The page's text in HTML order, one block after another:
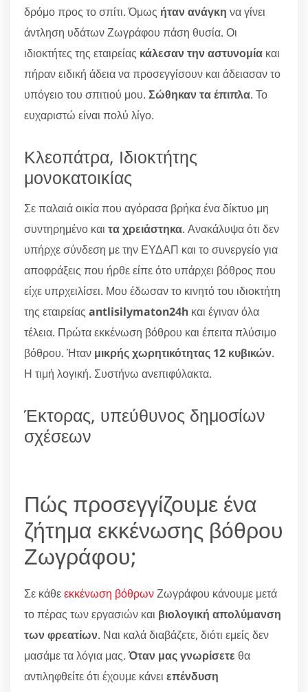
δρόμο προς το σπίτι. Όμως ήταν ανάγκη να γίνει
άντληση υδάτων Ζωγράφου πάση θυσία. Οι
ιδιοκτήτες της εταιρείας κάλεσαν την αστυνομία και
πήραν ειδική άδεια να προσεγγίσουν και άδειασαν το
υπόγειο του σπιτιού μου. Σώθηκαν τα έπιπλα. Το
ευχαριστώ είναι πολύ λίγο.
Κλεοπάτρα, Ιδιοκτήτης
μονοκατοικίας
Σε παλαιά οικία που αγόρασα βρήκα ένα δίκτυο μη
συντηρημένο και τα χρειάστηκα. Ανακάλυψα ότι δεν
υπήρχε σύνδεση με την ΕΥΔΑΠ και το συνεργείο για
αποφράξεις που ήρθε είπε ότο υπάρχει βόθρος που
είχε υπρχειλίσει. Μου έδωσαν το κινητό του ιδιοκτήτη
της εταιρείας antlisilymaton24h και έγιναν όλα
τέλεια. Πρώτα εκκένωση βόθρου και έπειτα πλύσιμο
βόθρου. Ήταν μικρής χωρητικότητας 12 κυβικών.
Η τιμή λογική. Συστήνω ανεπιφύλακτα.
Έκτορας, υπεύθυνος δημοσίων
σχέσεων
Πώς προσεγγίζουμε ένα
ζήτημα εκκένωσης βόθρου
Ζωγράφου;
Σε κάθεεκκένωση βόθρωνΖωγράφου κάνουμε μετά
το πέρας των εργασιών και βιολογική απολύμανση
των φρεατίων. Ναι καλά διαβάζετε, διότι εμείς δεν
μασάμε τα λόγια μας.Όταν μας γνωρίσετε θα
αντιληφθείτε ότι έχουμε κάνει επένδυση